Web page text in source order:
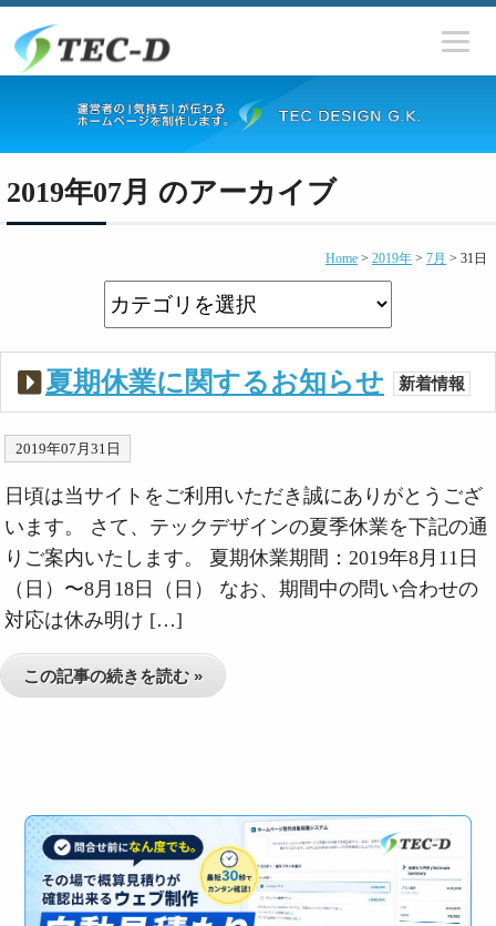
2019年07月 のアーカイブ
Home > 2019年 > 7月 > 31日
夏期休業に関するお知らせ 新着情報
2019年07月31日
日頃は当サイトをご利用いただき誠にありがとうござ
います。 さて、テックデザインの夏季休業を下記の通
りご案内いたします。 夏期休業期間：2019年8月11日
（日）〜8月18日（日） なお、期間中の問い合わせの
対応は休み明け […]
この記事の続きを読む »